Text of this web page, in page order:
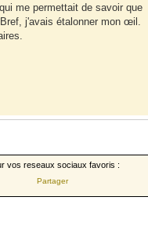
me permettait de savoir que
j'avais étalonner mon œil.
vos reseaux sociaux favoris :
Partager